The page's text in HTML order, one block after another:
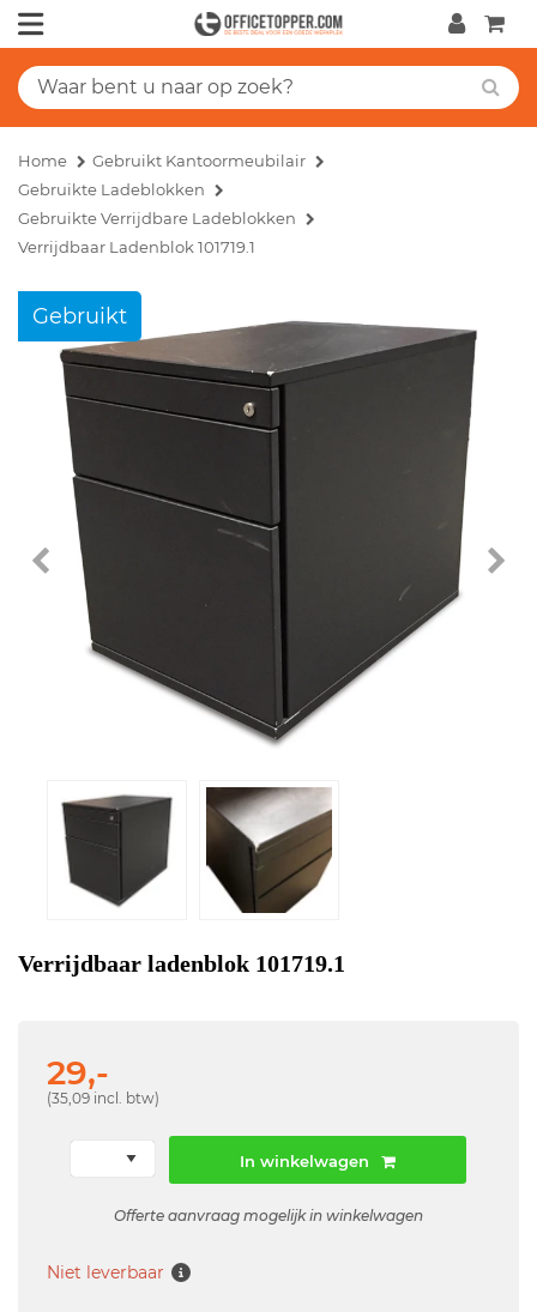
Home
Gebruikt Kantoormeubilair
Gebruikte Ladeblokken
Gebruikte Verrijdbare Ladeblokken
Verrijdbaar Ladenblok 101719.1
Gebruikt
Verrijdbaar ladenblok 101719.1
29,-
(35,09 incl. btw)
In winkelwagen
Offerte aanvraag mogelijk in winkelwagen
Niet leverbaar